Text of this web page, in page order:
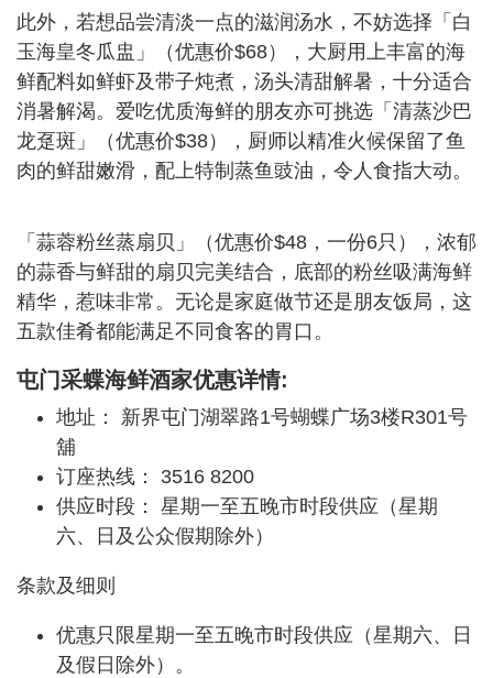
此外，若想品尝清淡一点的滋润汤水，不妨选择「白
玉海皇冬瓜盅」（优惠价$68），大厨用上丰富的海
鲜配料如鲜虾及带子炖煮，汤头清甜解暑，十分适合
消暑解渴。爱吃优质海鲜的朋友亦可挑选「清蒸沙巴
龙趸斑」（优惠价$38），厨师以精准火候保留了鱼
肉的鲜甜嫩滑，配上特制蒸鱼豉油，令人食指大动。
「蒜蓉粉丝蒸扇贝」（优惠价$48，一份6只），浓郁
的蒜香与鲜甜的扇贝完美结合，底部的粉丝吸满海鲜
精华，惹味非常。无论是家庭做节还是朋友饭局，这
五款佳肴都能满足不同食客的胃口。
屯门采蝶海鲜酒家优惠详情:
地址： 新界屯门湖翠路1号蝴蝶广场3楼R301号
舖
订座热线： 3516 8200
供应时段： 星期一至五晚市时段供应（星期
六、日及公众假期除外）
条款及细则
优惠只限星期一至五晚市时段供应（星期六、日
及假日除外）。